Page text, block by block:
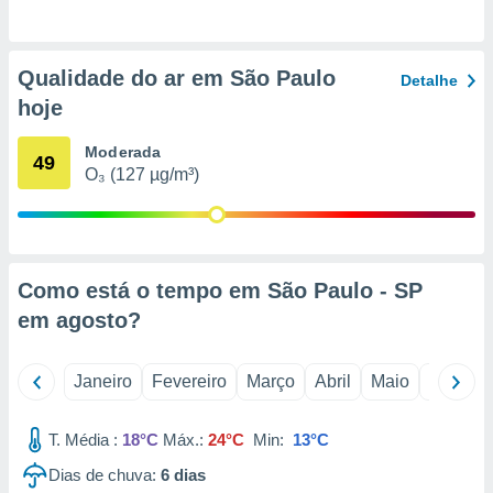
ou opor-
qualquer
em “
na
num
para
Qualidade do ar em São Paulo
hoje
Detalhe
49 Moderada
O₃ (127 µg/m³)
Como está o tempo em São Paulo - SP
em agosto?
Janeiro Fevereiro Março Abril Maio Junho
T. Média : 18°C Máx.: 24°C Min: 13°C
Dias de chuva: 6 dias